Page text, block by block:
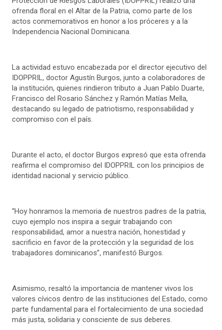
ofrenda floral en el Altar de la Patria, como parte de los
actos conmemorativos en honor a los próceres y a la
Independencia Nacional Dominicana.
La actividad estuvo encabezada por el director ejecutivo del
IDOPPRIL, doctor Agustín Burgos, junto a colaboradores de
la institución, quienes rindieron tributo a Juan Pablo Duarte,
Francisco del Rosario Sánchez y Ramón Matías Mella,
destacando su legado de patriotismo, responsabilidad y
compromiso con el país.
Durante el acto, el doctor Burgos expresó que esta ofrenda
reafirma el compromiso del IDOPPRIL con los principios de
identidad nacional y servicio público.
“Hoy honramos la memoria de nuestros padres de la patria,
cuyo ejemplo nos inspira a seguir trabajando con
responsabilidad, amor a nuestra nación, honestidad y
sacrificio en favor de la protección y la seguridad de los
trabajadores dominicanos”, manifestó Burgos.
Asimismo, resaltó la importancia de mantener vivos los
valores cívicos dentro de las instituciones del Estado, como
parte fundamental para el fortalecimiento de una sociedad
más justa, solidaria y consciente de sus deberes.